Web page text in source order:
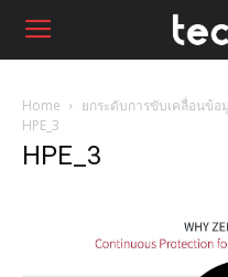
Home
ยกระดับการขับเคลื่อนข้อ
HPE_3
HPE_3